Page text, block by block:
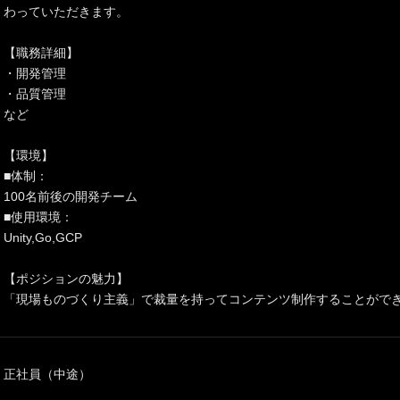
わっていただきます。
【職務詳細】
・開発管理
・品質管理
など
【環境】
■体制：
100名前後の開発チーム
■使用環境：
Unity,Go,GCP
【ポジションの魅力】
「現場ものづくり主義」で裁量を持ってコンテンツ制作することがで
正社員（中途）